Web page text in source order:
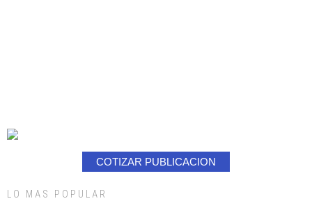
COTIZAR PUBLICACION
LO MAS POPULAR